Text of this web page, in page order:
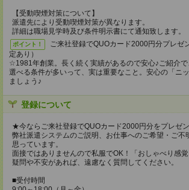
【受動喫煙対策について】
派遣先により受動喫煙対策が異なります。
詳細は職場見学時及び条件明示書にて通知致します。
ポイント！
ご来社登録でQUOカード2000円分プレゼ
定あり）
☆1981年創業。長く続く実績があるので安心♪ご紹介で
選べる条件が多いって、実は重要なこと。安心の「ニ
ましょう♪
登録について
★今ならご来社登録でQUOカード2000円分をプレゼ
弊社派遣システムのご説明、お仕事へのご希望・ご不
思っています。
面接ではありませんので私服でOK！「おしゃべり感
疑問や不安があれば、遠慮なく質問してください。
■受付時間